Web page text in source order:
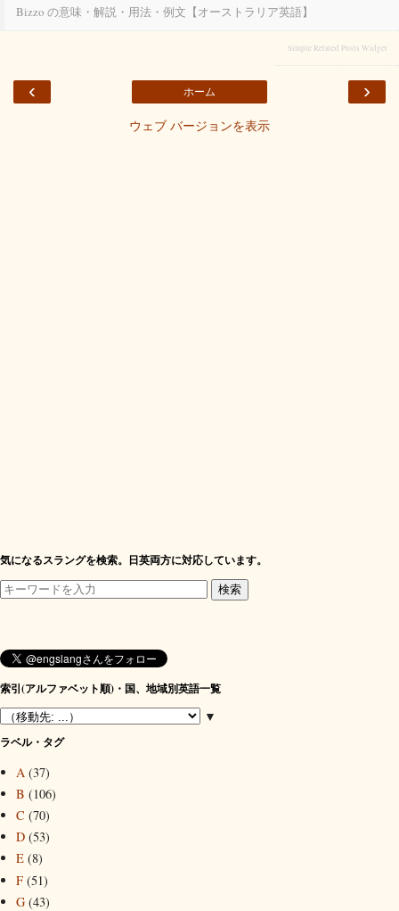
Bizzo の意味・解説・用法・例文【オーストラリア英語】
Simple Related Posts Widget
‹ ›
ホーム
ウェブ バージョンを表示
気になるスラングを検索。日英両方に対応しています。
索引(アルファベット順)・国、地域別英語一覧
▼
ラベル・タグ
A (37)
B (106)
C (70)
D (53)
E (8)
F (51)
G (43)